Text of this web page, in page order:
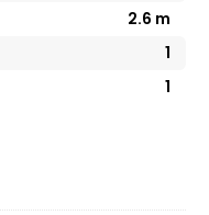
2.6 m
1
1